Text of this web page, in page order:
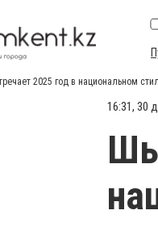
2025 год в национальном
16:31, 30